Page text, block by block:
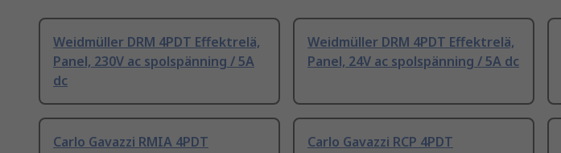
Weidmüller DRM 4PDT Effektrelä,
Panel, 230V ac spolspänning / 5A
dc
Weidmüller DRM 4PDT Effektrelä,
Panel, 24V ac spolspänning / 5A dc
Carlo Gavazzi RMIA 4PDT
Carlo Gavazzi RCP 4PDT